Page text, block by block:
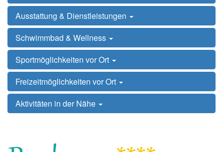
Ausstattung & Dienstleistungen
Schwimmbad & Wellness
Sportmöglichkeiten vor Ort
Freizeitmöglichkeiten vor Ort
Aktivitäten in der Nähe